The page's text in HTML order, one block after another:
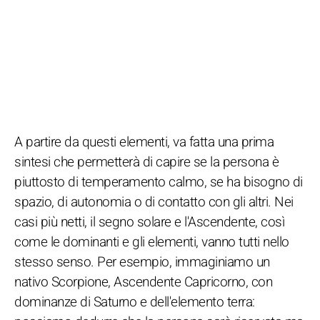
A partire da questi elementi, va fatta una prima
sintesi che permetterà di capire se la persona è
piuttosto di temperamento calmo, se ha bisogno di
spazio, di autonomia o di contatto con gli altri. Nei
casi più netti, il segno solare e l'Ascendente, così
come le dominanti e gli elementi, vanno tutti nello
stesso senso. Per esempio, immaginiamo un
nativo Scorpione, Ascendente Capricorno, con
dominanze di Saturno e dell'elemento terra: